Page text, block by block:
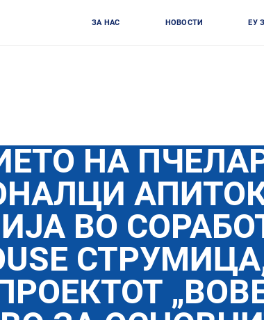
ЗА НАС НОВОСТИ ЕУ
НА
ВО